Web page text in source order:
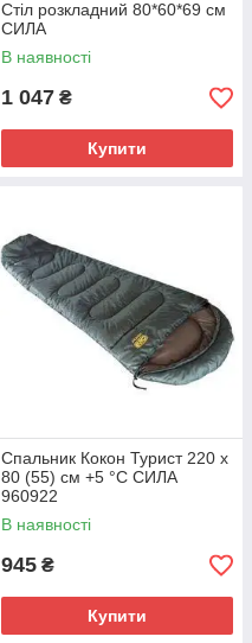
Стіл розкладний 80*60*69 см
СИЛА
В наявності
1 047 ₴
Купити
Спальник Кокон Турист 220 х
80 (55) см +5 °C СИЛА
960922
В наявності
945 ₴
Купити